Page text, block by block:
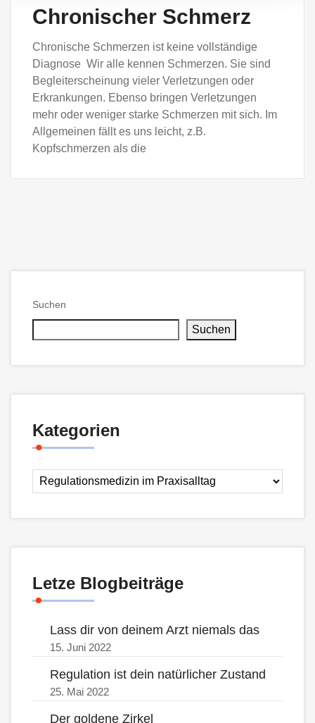
Chronischer Schmerz
Chronische Schmerzen ist keine vollständige
Diagnose Wir alle kennen Schmerzen. Sie sind
Begleiterscheinung vieler Verletzungen oder
Erkrankungen. Ebenso bringen Verletzungen
mehr oder weniger starke Schmerzen mit sich. Im
Allgemeinen fällt es uns leicht, z.B.
Kopfschmerzen als die
Suchen
Suchen
Kategorien
Letze Blogbeiträge
Lass dir von deinem Arzt niemals das
15. Juni 2022
Regulation ist dein natürlicher Zustand
25. Mai 2022
Der goldene Zirkel